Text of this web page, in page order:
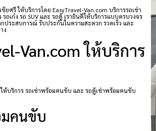
ศรี ให้บริการโดย EasyTravel-Van.com บริการรถเช่า
ถเก๋ง รถ SUV และ รถตู้ เรายินดีให้บริการแบบครบวงจร
ระสบการณ์ รับประกันในความสะดวก รวดเร็ว และ
ง
Van.com ให้บริการ
ห้บริการ รถเช่าพร้อมคนขับ และ รถตู้เช่าพร้อมคนขับ
มคนขับ